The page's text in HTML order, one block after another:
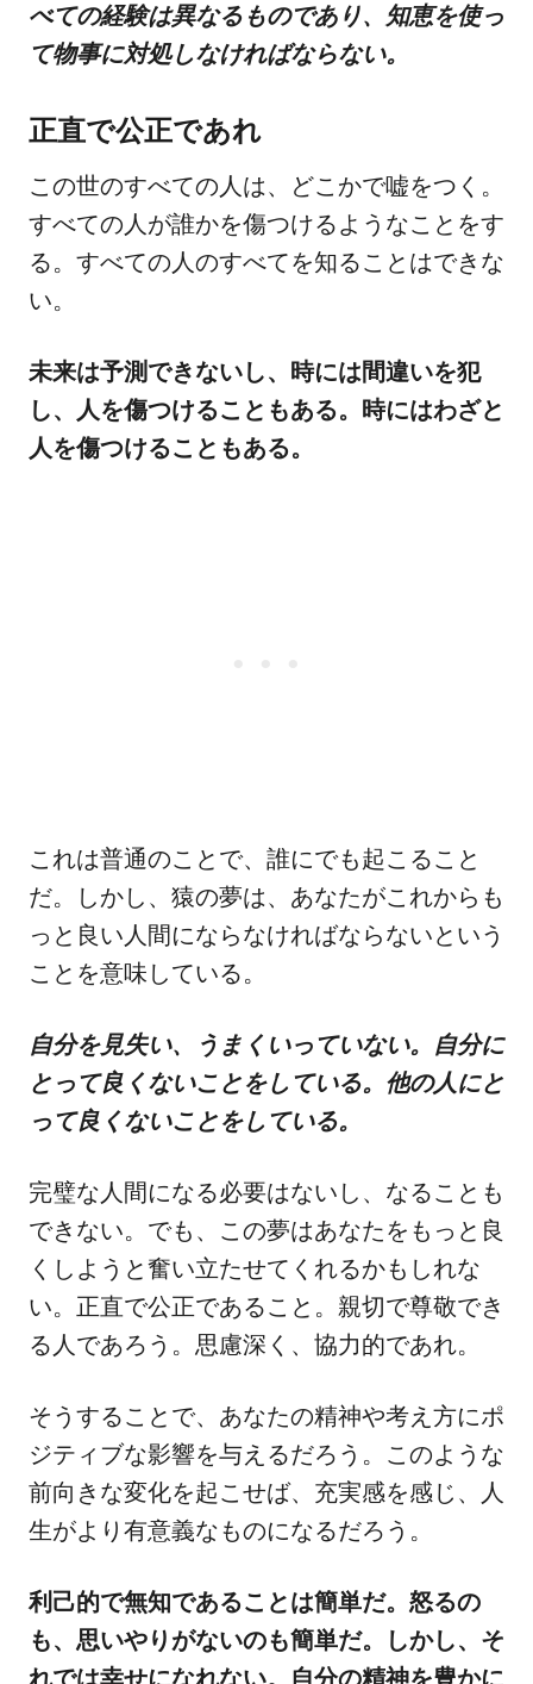
べての経験は異なるものであり、知恵を使っ
て物事に対処しなければならない。
正直で公正であれ
この世のすべての人は、どこかで嘘をつく。
すべての人が誰かを傷つけるようなことをす
る。すべての人のすべてを知ることはできな
い。
未来は予測できないし、時には間違いを犯
し、人を傷つけることもある。時にはわざと
人を傷つけることもある。
これは普通のことで、誰にでも起こること
だ。しかし、猿の夢は、あなたがこれからも
っと良い人間にならなければならないという
ことを意味している。
自分を見失い、うまくいっていない。自分に
とって良くないことをしている。他の人にと
って良くないことをしている。
完璧な人間になる必要はないし、なることも
できない。でも、この夢はあなたをもっと良
くしようと奮い立たせてくれるかもしれな
い。正直で公正であること。親切で尊敬でき
る人であろう。思慮深く、協力的であれ。
そうすることで、あなたの精神や考え方にポ
ジティブな影響を与えるだろう。このような
前向きな変化を起こせば、充実感を感じ、人
生がより有意義なものになるだろう。
利己的で無知であることは簡単だ。怒るの
も、思いやりがないのも簡単だ。しかし、そ
れでは幸せになれない。自分の精神を豊かに